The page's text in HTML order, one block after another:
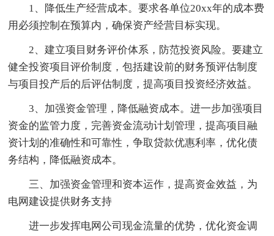
1、降低生产经营成本。要求各单位20xx年的成本费
用必须控制在预算内，确保资产经营目标实现。
2、建立项目财务评价体系，防范投资风险。要建立
健全投资项目评价制度，包括建设前的财务预评估制度
与项目投产后的后评估制度，提高项目投资经济效益。
3、加强资金管理，降低融资成本。进一步加强项目
资金的监管力度，完善资金流动计划管理，提高项目融
资计划的准确性和可靠性，争取贷款优惠利率，优化债
务结构，降低融资成本。
三、加强资金管理和资本运作，提高资金效益，为
电网建设提供财务支持
进一步发挥电网公司现金流量的优势，优化资金调